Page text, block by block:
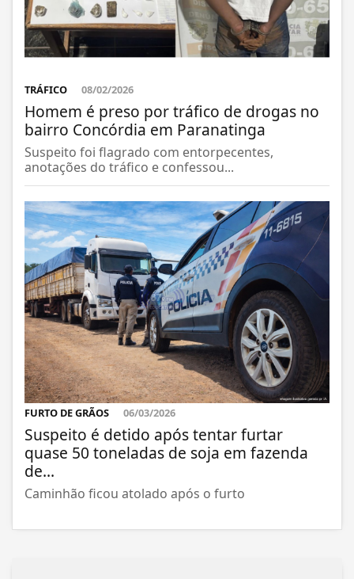
TRÁFICO 08/02/2026
Homem é preso por tráfico de drogas no
bairro Concórdia em Paranatinga
Suspeito foi flagrado com entorpecentes,
anotações do tráfico e confessou...
FURTO DE GRÃOS 06/03/2026
Suspeito é detido após tentar furtar
quase 50 toneladas de soja em fazenda
de...
Caminhão ficou atolado após o furto